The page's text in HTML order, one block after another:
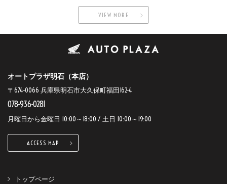
VIEW MORE
オートプラザ明石（本店）
〒674-0066 兵庫県明石市大久保町福田162-4
078-936-0281
月曜日から金曜日 10:00～18:00 / 土日 10:00～19:00
ACCESS MAP
トップページ